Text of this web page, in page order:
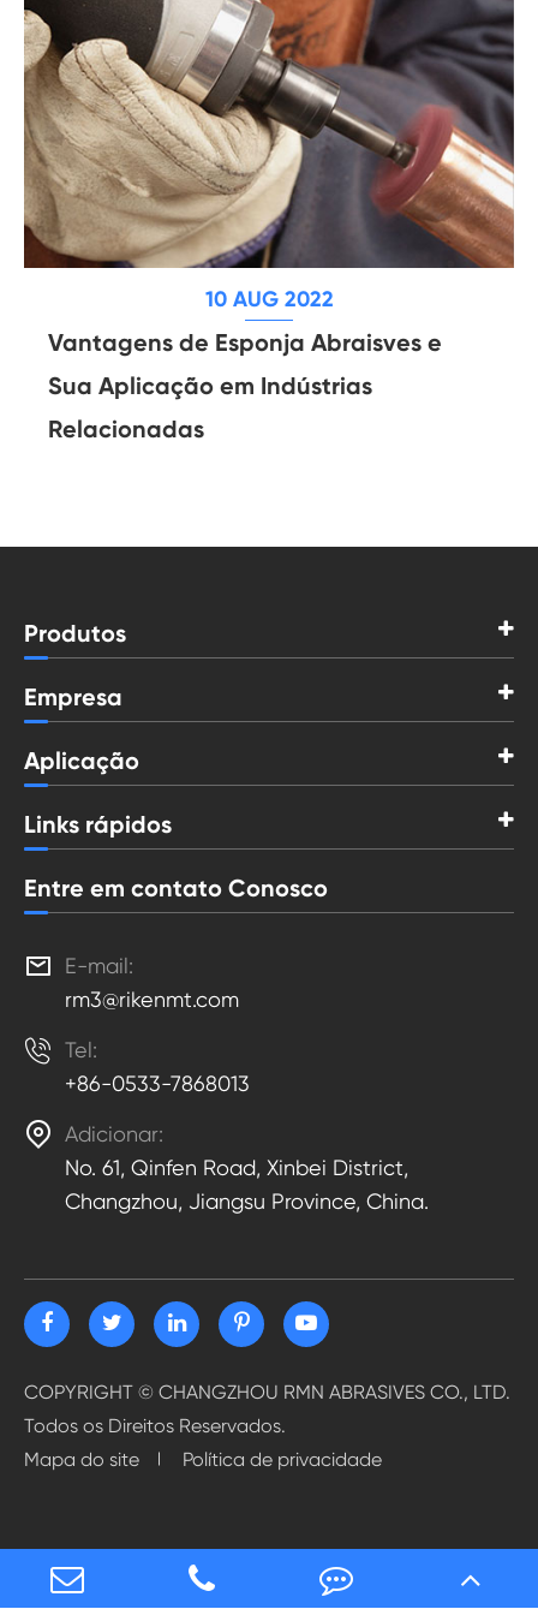
10 AUG 2022
Vantagens de Esponja Abraisves e
Sua Aplicação em Indústrias
Relacionadas
Produtos
Empresa
Aplicação
Links rápidos
Entre em contato Conosco

E-mail:
rm3@rikenmt.com
 Tel:
+86-0533-7868013
 Adicionar:
No. 61, Qinfen Road, Xinbei District,
Changzhou, Jiangsu Province, China.
COPYRIGHT © CHANGZHOU RMN ABRASIVES CO., LTD.
Todos os Direitos Reservados.
Mapa do site
Política de privacidade